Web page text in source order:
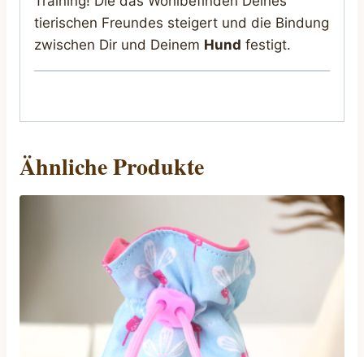
tierischen Freundes steigert und die Bindung
zwischen Dir und Deinem Hund festigt.
Ähnliche Produkte